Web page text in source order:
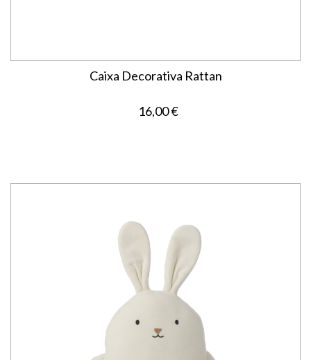
Caixa Decorativa Rattan
16,00 €